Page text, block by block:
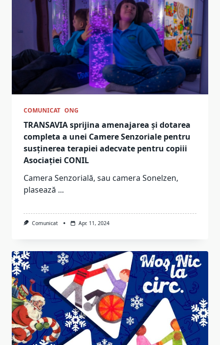
COMUNICAT ONG
TRANSAVIA sprijina amenajarea și dotarea
completa a unei Camere Senzoriale pentru
susținerea terapiei adecvate pentru copiii
Asociației CONIL
Camera Senzorială, sau camera Sonelzen,
plasează ...
Comunicat Apr. 11, 2024